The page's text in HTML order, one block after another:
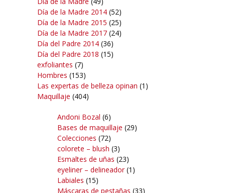
Día de la Madre 2014 (52)
Día de la Madre 2015 (25)
Día de la Madre 2017 (24)
Día del Padre 2014 (36)
Día del Padre 2018 (15)
exfoliantes (7)
Hombres (153)
Las expertas de belleza opinan (1)
Maquillaje (404)
Andoni Bozal (6)
Bases de maquillaje (29)
Colecciones (72)
colorete – blush (3)
Esmaltes de uñas (23)
eyeliner – delineador(1)
Labiales (15)
Máscaras de pestañas (33)